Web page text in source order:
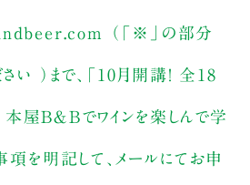
（「※」の部分
さい ）まで、「10月開講！ 全18
B＆Bでワインを楽しんで学
事項を明記して、メールにてお申